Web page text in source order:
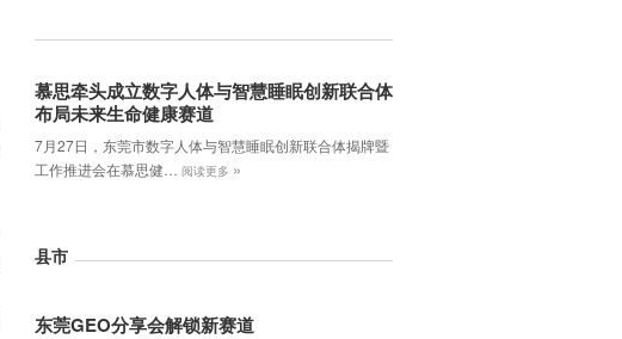
慕思牵头成立数字人体与智慧睡眠创新联合体
布局未来生命健康赛道
7月27日，东莞市数字人体与智慧睡眠创新联合体揭牌暨
工作推进会在慕思健…
阅读更多 »
县市
东莞GEO分享会解锁新赛道